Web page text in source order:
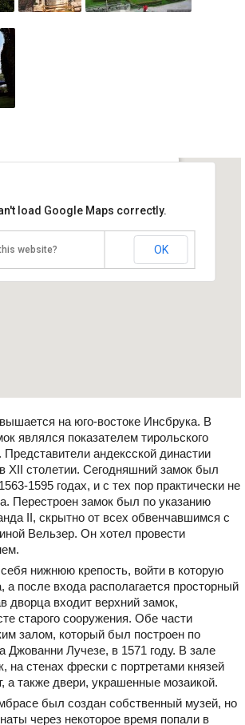
Австрия, Инсбрук
load Google Maps correctly.
website? OK
на юго-востоке Инсбрука. В
являлся показателем тирольского
андексской династии
XII столетии. Сегодняшний замок был
1595 годах, и с тех пор практически не
Перестроен замок был по указанию
II, скрытно от всех обвенчавшимся с
Вельзер. Он хотел провести
нижнюю крепость, войти в которую
а после входа располагается просторный
дворца входит верхний замок,
старого сооружения. Обе части
залом, который был построен по
Джованни Лучезе, в 1571 году. В зале
на стенах фрески с портретами князей
а также двери, украшенные мозаикой.
был создан собственный музей, но
через некоторое время попали в